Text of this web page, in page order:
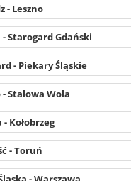
- Leszno
Starogard Gdański
- Piekary Śląskie
Stalowa Wola
Kołobrzeg
- Toruń